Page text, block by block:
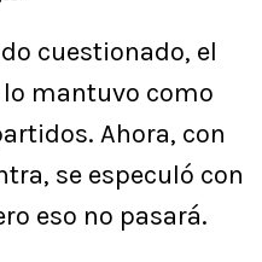
cuestionado, el
lo mantuvo como
Ahora, con
se especuló con
eso no pasará.